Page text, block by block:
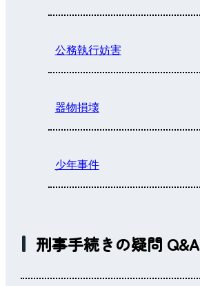
公務執行妨害
器物損壊
少年事件
刑事手続きの疑問 Q&A